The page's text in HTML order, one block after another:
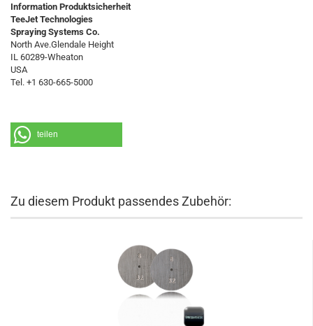
Information Produktsicherheit
TeeJet Technologies
Spraying Systems Co.
North Ave.Glendale Height
IL 60289-Wheaton
USA
Tel. +1 630-665-5000
teilen
Zu diesem Produkt passendes Zubehör: